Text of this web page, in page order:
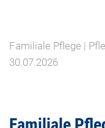
Familiale Pflege |
30.07.2026